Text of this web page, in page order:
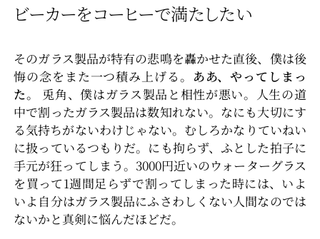
ビーカーをコーヒーで満たしたい
そのガラス製品が特有の悲鳴を轟かせた直後、僕は後
悔の念をまた一つ積み上げる。 ああ、やってしまっ
た。
兎角、僕はガラス製品と相性が悪い。人生の道
中で割ったガラス製品は数知れない。なにも大切にす
る気持ちがないわけじゃない。むしろかなりていねい
に扱っているつもりだ。にも拘らず、ふとした拍子に
手元が狂ってしまう。3000円近いのウォーターグラス
を買って1週間足らずで割ってしまった時には、いよ
いよ自分はガラス製品にふさわしくない人間なのでは
ないかと真剣に悩んだほどだ。